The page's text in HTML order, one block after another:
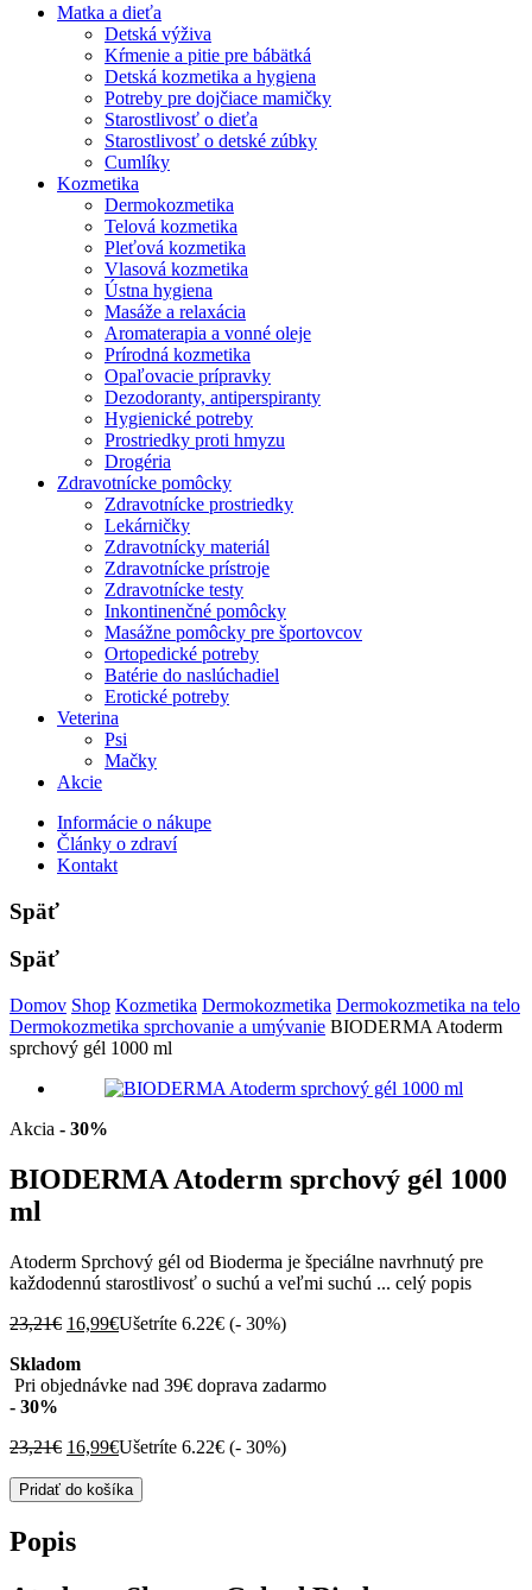
Matka a dieťa
Detská výživa
Kŕmenie a pitie pre bábätká
Detská kozmetika a hygiena
Potreby pre dojčiace mamičky
Starostlivosť o dieťa
Starostlivosť o detské zúbky
Cumlíky
Kozmetika
Dermokozmetika
Telová kozmetika
Pleťová kozmetika
Vlasová kozmetika
Ústna hygiena
Masáže a relaxácia
Aromaterapia a vonné oleje
Prírodná kozmetika
Opaľovacie prípravky
Dezodoranty, antiperspiranty
Hygienické potreby
Prostriedky proti hmyzu
Drogéria
Zdravotnícke pomôcky
Zdravotnícke prostriedky
Lekárničky
Zdravotnícky materiál
Zdravotnícke prístroje
Zdravotnícke testy
Inkontinenčné pomôcky
Masážne pomôcky pre športovcov
Ortopedické potreby
Batérie do naslúchadiel
Erotické potreby
Veterina
Psi
Mačky
Akcie
Informácie o nákupe
Články o zdraví
Kontakt
Späť
Späť
Domov Shop Kozmetika Dermokozmetika Dermokozmetika na telo
Dermokozmetika sprchovanie a umývanie BIODERMA Atoderm
sprchový gél 1000 ml
Akcia - 30%
BIODERMA Atoderm sprchový gél 1000
ml
Atoderm Sprchový gél od Bioderma je špeciálne navrhnutý pre
každodennú starostlivosť o suchú a veľmi suchú ... celý popis
23,21€ Pôvodná
bola:
23,21€.
16,99€Aktuálna
16,99€.
Ušetríte 6.22€ (- 30%)
Skladom
Pri objednávke nad 39€ doprava zadarmo
- 30%
23,21€ Pôvodná
bola:
16,99€Aktuálna
je:
Ušetríte 6.22€ (- 30%)
množstvo
BIODERMA
Atoderm
sprchový
Pridať do košíka
Popis